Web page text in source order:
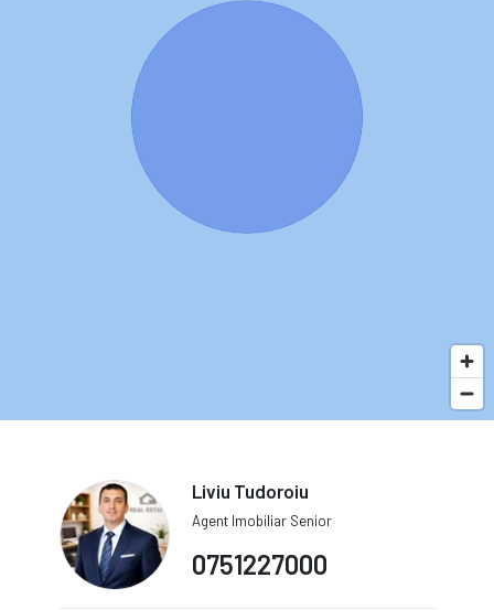
Liviu Tudoroiu
Agent Imobiliar Senior
0751227000